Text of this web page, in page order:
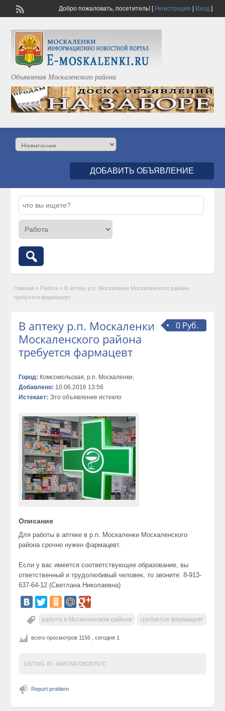
Добро пожаловать, посетитель![ Регистрация Вход]
Объявления Москаленского района
ДОБАВИТЬ ОБЪЯВЛЕНИЕ
Главная » Работа » В аптеку р.п. Москаленки Москаленского района
требуется фармацевт
0 Руб.
В аптеку р.п. Москаленки
Москаленского района
требуется фармацевт
Город: Комсомольская, р.п. Москаленки,
Добавлено: 10.06.2016 13:56
Истекает: Это объявление истекло
Описание
Для работы в аптеке в р.п. Москаленки Москаленского
района срочно нужен фармацевт.
Если у вас имеется соответствующее образование, вы
ответственный и трудолюбивый человек, то звоните: 8-913-
637-64-12 (Светлана Николаевна)
работа в Москаленском районе требуется фармацевт
всего просмотров 1156 , сегодня 1
LISTING ID: 460575A728DB757C
Report problem